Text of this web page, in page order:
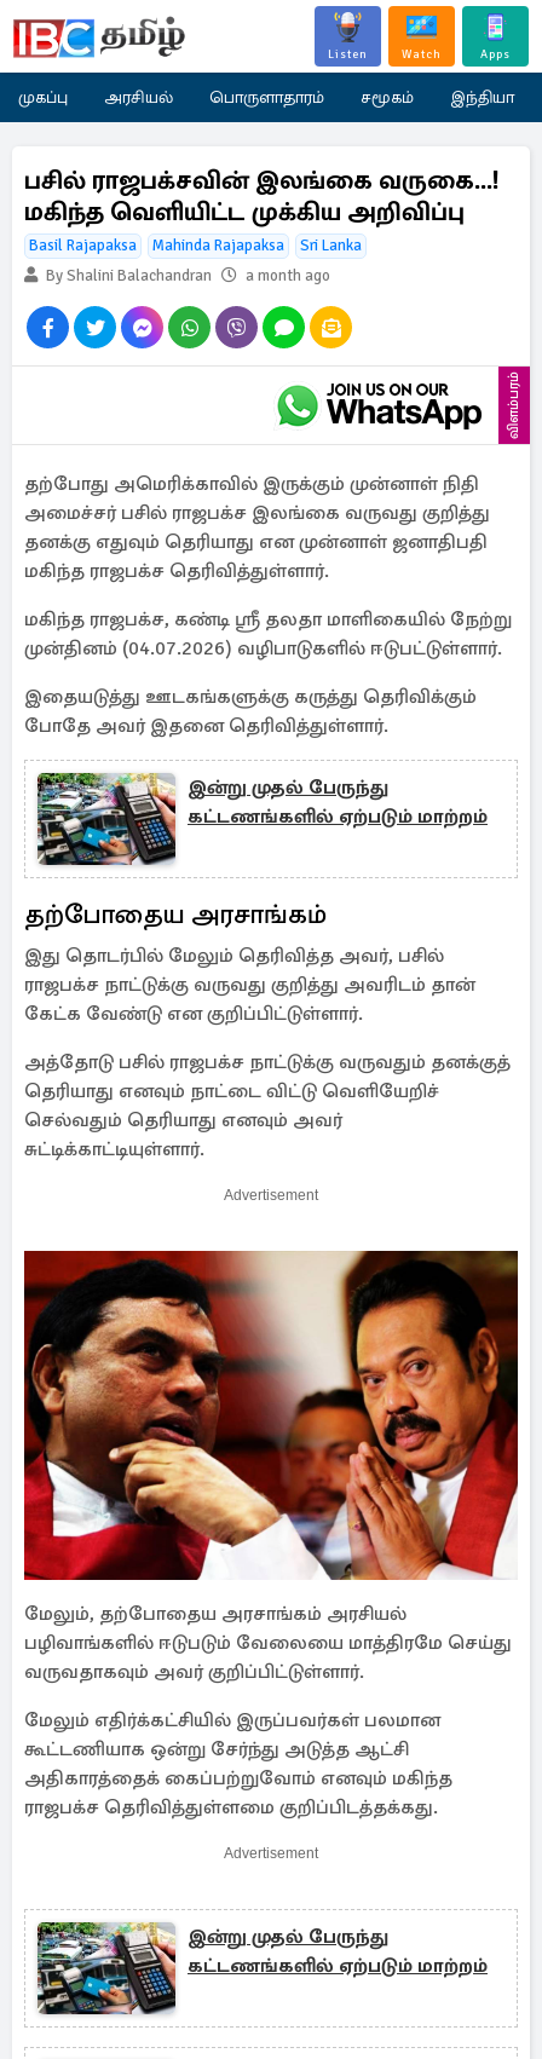
Listen Watch Apps
முகப்பு அரசியல் பொருளாதாரம் சமூகம் இந்தியா
பசில் ராஜபக்சவின் இலங்கை வருகை...!
மகிந்த வெளியிட்ட முக்கிய அறிவிப்பு
Basil Rajapaksa Mahinda Rajapaksa
Sri Lanka
By Shalini Balachandran
a month ago
விளம்பரம்
தற்போது அமெரிக்காவில் இருக்கும் முன்னாள் நிதி
அமைச்சர் பசில் ராஜபக்ச இலங்கை வருவது குறித்து
தனக்கு எதுவும் தெரியாது என முன்னாள் ஜனாதிபதி
மகிந்த ராஜபக்ச தெரிவித்துள்ளார்.
மகிந்த ராஜபக்ச, கண்டி ஸ்ரீ தலதா மாளிகையில் நேற்று
முன்தினம் (04.07.2026) வழிபாடுகளில் ஈடுபட்டுள்ளார்.
இதையடுத்து ஊடகங்களுக்கு கருத்து தெரிவிக்கும்
போதே அவர் இதனை தெரிவித்துள்ளார்.
இன்று முதல் பேருந்து
கட்டணங்களில் ஏற்படும் மாற்றம்
தற்போதைய அரசாங்கம்
இது தொடர்பில் மேலும் தெரிவித்த அவர், பசில்
ராஜபக்ச நாட்டுக்கு வருவது குறித்து அவரிடம் தான்
கேட்க வேண்டு என குறிப்பிட்டுள்ளார்.
அத்தோடு பசில் ராஜபக்ச நாட்டுக்கு வருவதும் தனக்குத்
தெரியாது எனவும் நாட்டை விட்டு வெளியேறிச்
செல்வதும் தெரியாது எனவும் அவர்
சுட்டிக்காட்டியுள்ளார்.
Advertisement
மேலும், தற்போதைய அரசாங்கம் அரசியல்
பழிவாங்களில் ஈடுபடும் வேலையை மாத்திரமே செய்து
வருவதாகவும் அவர் குறிப்பிட்டுள்ளார்.
மேலும் எதிர்க்கட்சியில் இருப்பவர்கள் பலமான
கூட்டணியாக ஒன்று சேர்ந்து அடுத்த ஆட்சி
அதிகாரத்தைக் கைப்பற்றுவோம் எனவும் மகிந்த
ராஜபக்ச தெரிவித்துள்ளமை குறிப்பிடத்தக்கது.
Advertisement
இன்று முதல் பேருந்து
கட்டணங்களில் ஏற்படும் மாற்றம்